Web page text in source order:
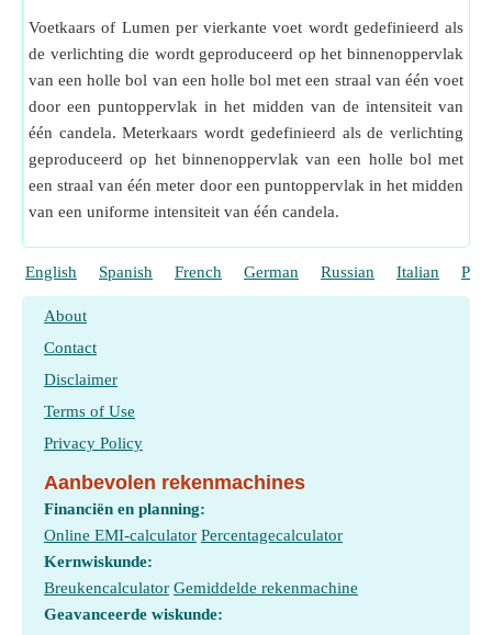
Voetkaars of Lumen per vierkante voet wordt gedefinieerd als
de verlichting die wordt geproduceerd op het binnenoppervlak
van een holle bol van een holle bol met een straal van één voet
door een puntoppervlak in het midden van de intensiteit van
één candela. Meterkaars wordt gedefinieerd als de verlichting
geproduceerd op het binnenoppervlak van een holle bol met
een straal van één meter door een puntoppervlak in het midden
van een uniforme intensiteit van één candela.
English Spanish French German Russian Italian
About
Contact
Disclaimer
Terms of Use
Privacy Policy
Aanbevolen rekenmachines
Financiën en planning:
Online EMI-calculator Percentagecalculator
Kernwiskunde:
Breukencalculator Gemiddelde rekenmachine
Geavanceerde wiskunde: